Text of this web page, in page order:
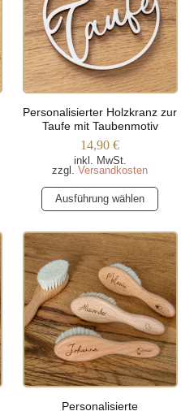
Die
Optionen
können
auf
der
Produktseite
gewählt
werden
Personalisierter Holzkranz zur
Taufe mit Taubenmotiv
14,90€
inkl. MwSt.
zzgl.Versandkosten
Ausführung wählen
Dieses
Produkt
weist
mehrere
Varianten
auf.
Die
Optionen
können
auf
der
Produktseite
Personalisierte